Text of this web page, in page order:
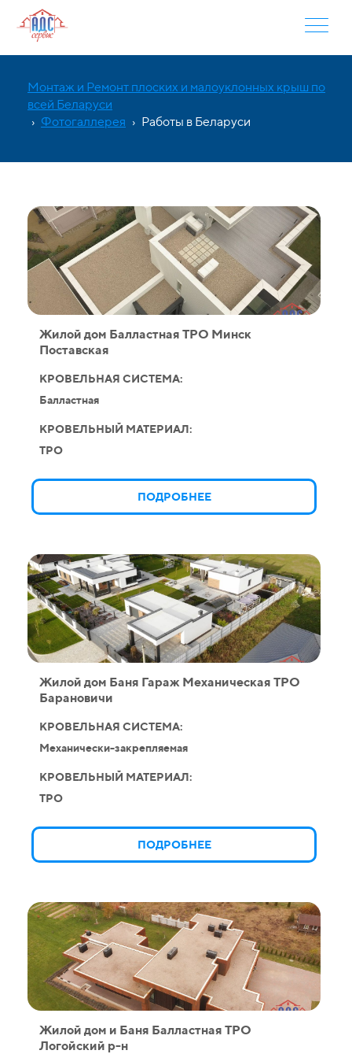
Монтаж и Ремонт плоских и малоуклонных крыш по
всей Беларуси
› Фотогаллерея › Работы в Беларуси
Жилой дом Балластная ТPO Минск
Поставская
КРОВЕЛЬНАЯ СИСТЕМА:
Балластная
КРОВЕЛЬНЫЙ МАТЕРИАЛ:
TPO
ПОДРОБНЕЕ
Жилой дом Баня Гараж Механическая ТPO
Барановичи
КРОВЕЛЬНАЯ СИСТЕМА:
Механически-закрепляемая
КРОВЕЛЬНЫЙ МАТЕРИАЛ:
TPO
ПОДРОБНЕЕ
Жилой дом и Баня Балластная ТРО
Логойский р-н